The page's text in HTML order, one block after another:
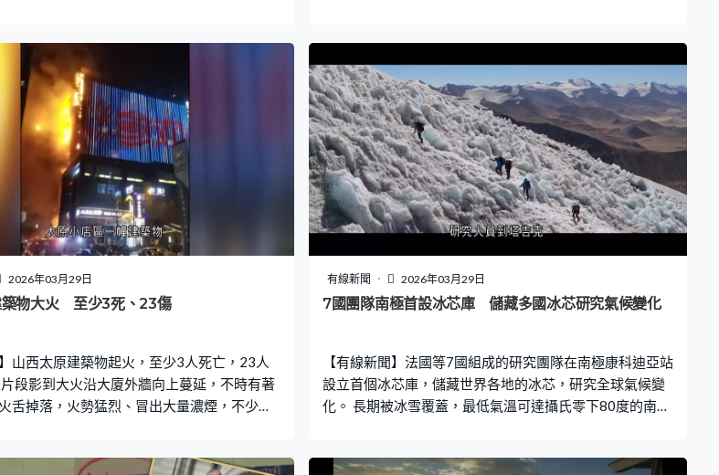
明稱「欣賞」匪徒的卓越品味，但需要公開
業，同時警告被盜的朱古力可能流入非法市
消費者可掃描包裝條碼核查。
嫩真主黨同步行動，向以色列敏感軍事目標發射大量彈道
導彈及無人機，預告行動會持續數天，直到以色列和美國
侵略停止。 據報組織發射的導彈均被攔截，未造成傷亡或
財產損失。以軍強調正為多線作戰做準備，包括與胡塞武
裝的戰事，警告稱任何攻擊以色列的行為都要付出代價。
輿論認為，隨着胡塞武裝參戰，或會擾亂阿拉伯半島和紅
海周邊的航道，尤其是紅海南端連接亞丁灣的曼德海峽，
全球近12%的商船駛經那裏，是進出蘇彝士運河的必經之
路，若航道上的船隻受襲，將進一步重挫全球經濟。 美軍
繼續增兵到區內，載有首批約3,500名海軍陸戰隊和水兵的
兩棲攻擊艦「的黎波里號」抵達覆蓋中東的中央司令部責
哈爾克島及霍爾木茲海峽沿海地區等目標。
2026年03月29日
築物大火 至少3死、23傷
】山西太原建築物起火，至少3人死亡，23人
段影到大火沿大廈外牆向上蔓延，不時有著
舌掉落，火勢猛烈、冒出大量濃煙，不少人
重。消防及公安等參與救援及善後工作，正調
有線新聞 2026年03月29日
7國團隊南極首設冰芯庫 儲藏多國冰芯研究氣候變化
【有線新聞】法國等7國組成的研究團隊在南極康科迪亞站
設立首個冰芯庫，儲藏世界各地的冰芯，研究全球氣候變
化。 長期被冰雪覆蓋，最低氣溫可達攝氏零下80度的南極
處是保存冰芯的最佳「天然雪櫃」。他們出動剷雪車清走